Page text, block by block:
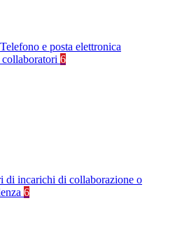
Telefono e posta elettronica
6
di incarichi di collaborazione o
6